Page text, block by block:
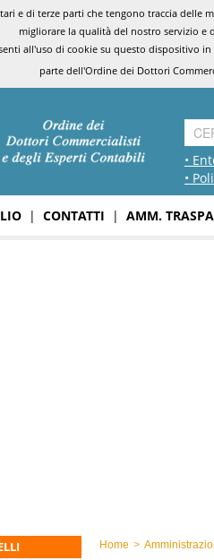
e di terze parti che tengono traccia
migliorare la qualità del nostro servizio e
all'uso di cookie su questo dispositivo
parte dell'Ordine dei Dottori
•
•
| CONTATTI | AMM.
Home >